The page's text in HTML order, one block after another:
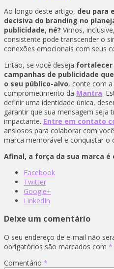
Ao longo deste artigo, deu para
decisiva do branding no
publicidade, né? Vimos,
consistente pode transcender o
conexões emocionais com seus
Então, se você deseja fortalecer
campanhas de publicidade
o seu público-alvo, conte com
comprometimento da Mantra.
definir uma identidade única,
garantir que sua mensagem seja
impactante. Entre em contato
ansiosos para colaborar com
marca memorável e conquistar o
Afinal, a força da sua marca é
Facebook
Twitter
Google+
LinkedIn
Deixe um comentário
O seu endereço de e-mail não
obrigatórios são marcados com *
Comentário *